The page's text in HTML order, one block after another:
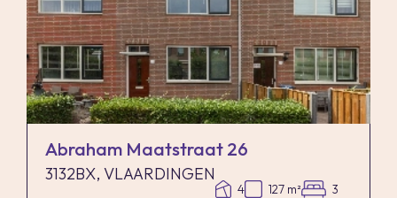
Abraham Maatstraat 26
3132BX, VLAARDINGEN
4 127 m² 3